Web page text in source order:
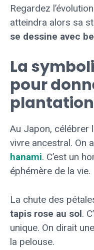
Regardez
atteindra alors sa
se dessine avec
La
pour
plantation
Au Japon, célébrer
vivre ancestral. On
hanami. C’est un
éphémère de la vie.
La chute des
tapis rose au sol.
unique. On dirait
la pelouse.